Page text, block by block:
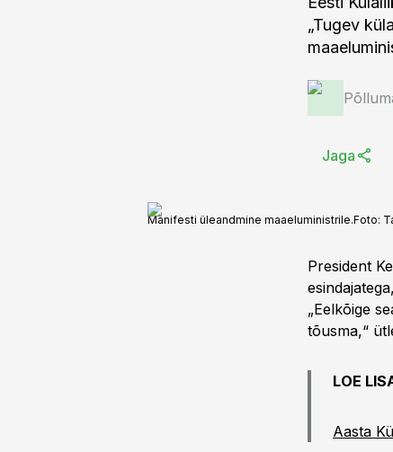
„Tugev
Jaga
Manifesti üleandmine maaeluministrile.Foto:
President
„Eelkõige
tõusma,“
LOE
Aasta